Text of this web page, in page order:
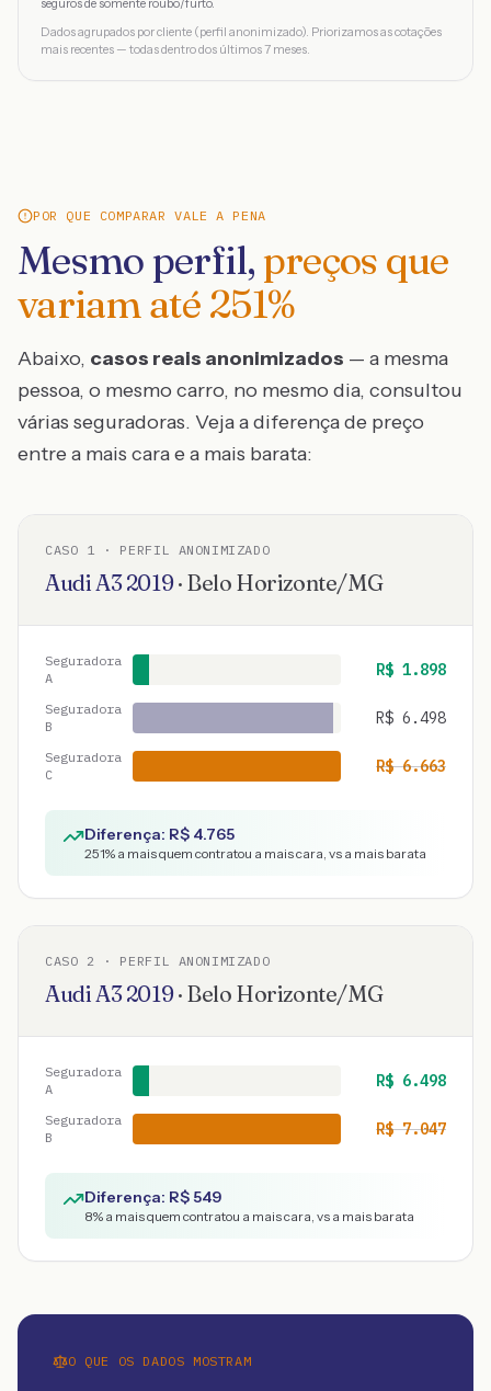
seguros de somente roubo/furto.
Dados agrupados por cliente (perfil anonimizado). Priorizamos as cotações
mais recentes — todas dentro dos últimos 7 meses.
POR QUE COMPARAR VALE A PENA
Mesmo perfil, preços que
variam até 251%
Abaixo, casos reais anonimizados — a mesma
pessoa, o mesmo carro, no mesmo dia, consultou
várias seguradoras. Veja a diferença de preço
entre a mais cara e a mais barata:
CASO 1 · PERFIL ANONIMIZADO
AudiA32019· Belo Horizonte/MG
Seguradora
A
R$ 1.898
Seguradora
B
R$ 6.498
Seguradora
C
R$6.663
Diferença: R$ 4.765
251% a mais quem contratou a mais cara, vs a mais barata
CASO 2 · PERFIL ANONIMIZADO
AudiA32019· Belo Horizonte/MG
Seguradora
A
R$ 6.498
Seguradora
B
R$7.047
Diferença: R$549
8% a mais quem contratou a mais cara, vs a mais barata
O QUE OS DADOS MOSTRAM